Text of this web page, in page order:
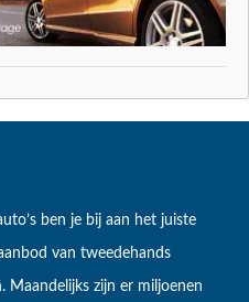
ben je bij aan het juiste
van tweedehands
Maandelijks zijn er miljoenen